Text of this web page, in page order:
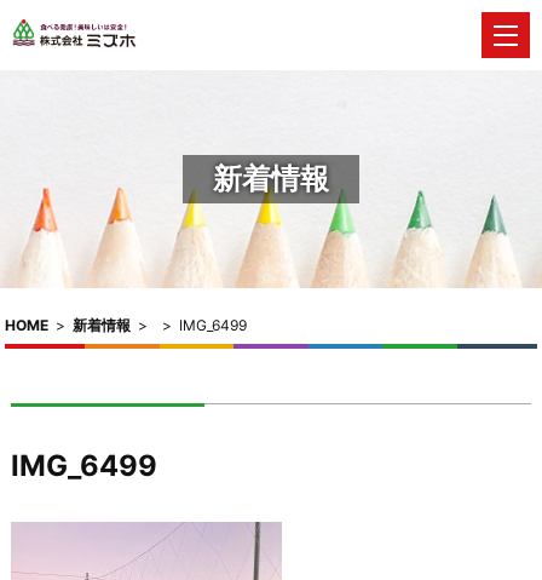
新着情報
HOME > 新着情報 > > IMG_6499
IMG_6499